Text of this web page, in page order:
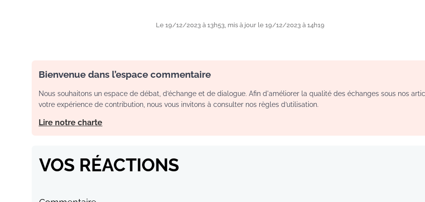
Le 19/12/2023 à 13h53, mis à jour le 19/12/2023 à 14h19
Bienvenue dans l’espace commentaire
Nous souhaitons un espace de débat, d’échange et de dialogue. Afin d'améliorer la qualité des échanges sous nos
votre expérience de contribution, nous vous invitons à consulter nos règles d’utilisation.
Lire notre charte
VOS RÉACTIONS